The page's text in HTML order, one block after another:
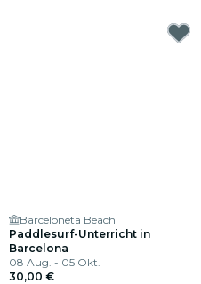
Barceloneta Beach
Paddlesurf-Unterricht in
Barcelona
08 Aug. - 05 Okt.
30,00 €